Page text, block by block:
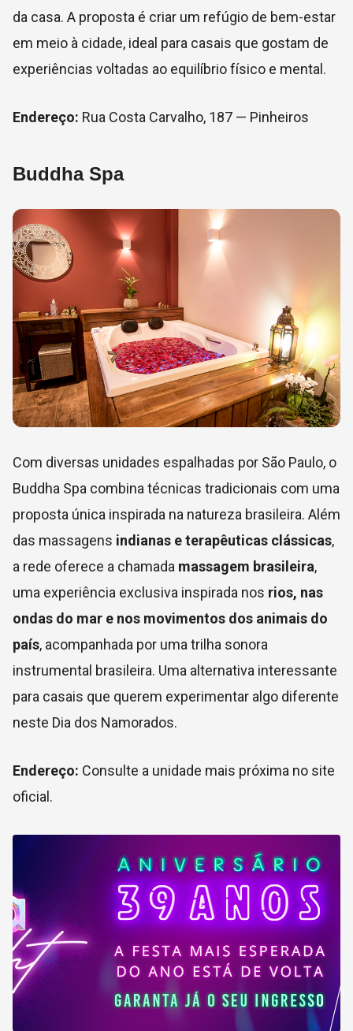
da casa. A proposta é criar um refúgio de bem-estar
em meio à cidade, ideal para casais que gostam de
experiências voltadas ao equilíbrio físico e mental.
Endereço: Rua Costa Carvalho, 187 — Pinheiros
Buddha Spa
Com diversas unidades espalhadas por São Paulo, o
Buddha Spa combina técnicas tradicionais com uma
proposta única inspirada na natureza brasileira. Além
das massagens indianas e terapêuticas clássicas,
a rede oferece a chamada massagem brasileira,
uma experiência exclusiva inspirada nos rios, nas
ondas do mar e nos movimentos dos animais do
país, acompanhada por uma trilha sonora
instrumental brasileira. Uma alternativa interessante
para casais que querem experimentar algo diferente
neste Dia dos Namorados.
Endereço: Consulte a unidade mais próxima no site
oficial.